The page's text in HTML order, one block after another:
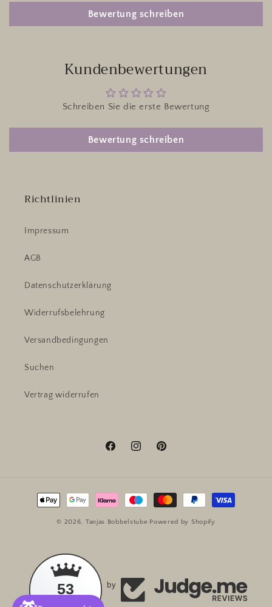
Bewertung schreiben
Kundenbewertungen
Schreiben Sie die erste Bewertung
Bewertung schreiben
Richtlinien
Impressum
AGB
Datenschutzerklärung
Widerrufsbelehrung
Versandbedingungen
Suchen
Vertrag widerrufen
FacebookInstagramPinterest
Zahlungsmethoden
© 2026, Tanjas Bobbelstube Powered by Shopify
53 by